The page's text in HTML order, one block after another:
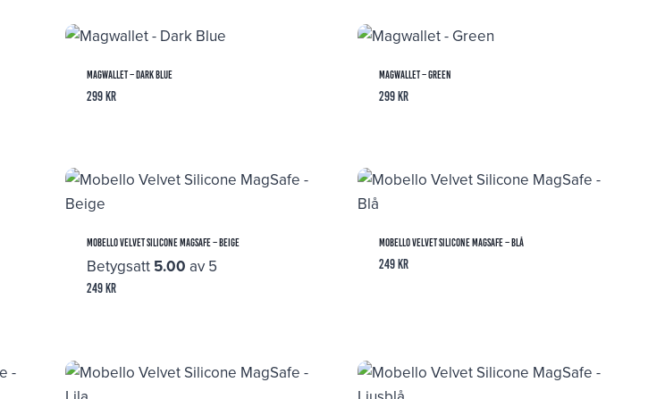
Magwallet – Dark Blue
299 kr
Magwallet – Green
299 kr
Mobello Velvet Silicone MagSafe – Beige
Betygsatt 5.00 av 5
249 kr
Mobello Velvet Silicone MagSafe – Blå
249 kr